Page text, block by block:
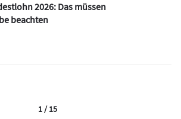
2026: Das müssen
beachten
1 / 15